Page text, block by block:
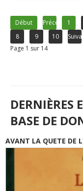
Début Précédent1
8
9 10 Suivant
Page 1 sur 14
DERNIÈRES
BASE DE
AVANT LA QUETE DE